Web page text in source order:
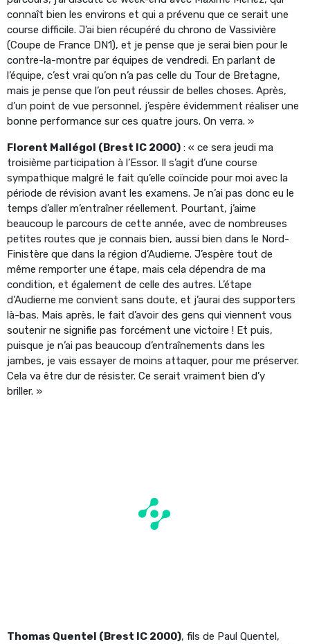
connaît bien les environs et qui a prévenu que ce serait une
course difficile. J’ai bien récupéré du chrono de Vassivière
(Coupe de France DN1), et je pense que je serai bien pour le
contre-la-montre par équipes de vendredi. En parlant de
l’équipe, c’est vrai qu’on n’a pas celle du Tour de Bretagne,
mais je pense que l’on peut réussir de belles choses. Après,
d’un point de vue personnel, j’espère évidemment réaliser une
bonne performance sur ces quatre jours. On verra. »
Florent Mallégol (Brest IC 2000) : « ce sera jeudi ma
troisième participation à l’Essor. Il s’agit d’une course
sympathique malgré le fait qu’elle coïncide pour moi avec la
période de révision avant les examens. Je n’ai pas donc eu le
temps d’aller m’entraîner réellement. Pourtant, j’aime
beaucoup le parcours de cette année, avec de nombreuses
petites routes que je connais bien, aussi bien dans le Nord-
Finistère que dans la région d’Audierne. J’espère tout de
même remporter une étape, mais cela dépendra de ma
condition, et également de celle des autres. L’étape
d’Audierne me convient sans doute, et j’aurai des supporters
là-bas. Mais après, le fait d’avoir des gens qui viennent vous
soutenir ne signifie pas forcément une victoire ! Et puis,
puisque je n’ai pas beaucoup d’entraînements dans les
jambes, je vais essayer de moins attaquer, pour me préserver.
Cela va être dur de résister. Ce serait vraiment bien d’y
briller. »
Thomas Quentel (Brest IC 2000), fils de Paul Quentel,